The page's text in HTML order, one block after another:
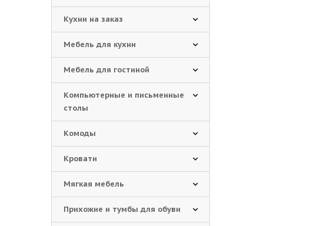
Кухни на заказ
Мебель для кухни
Мебель для гостиной
Компьютерные и письменные
столы
Комоды
Кровати
Мягкая мебель
Прихожие и тумбы для обуви